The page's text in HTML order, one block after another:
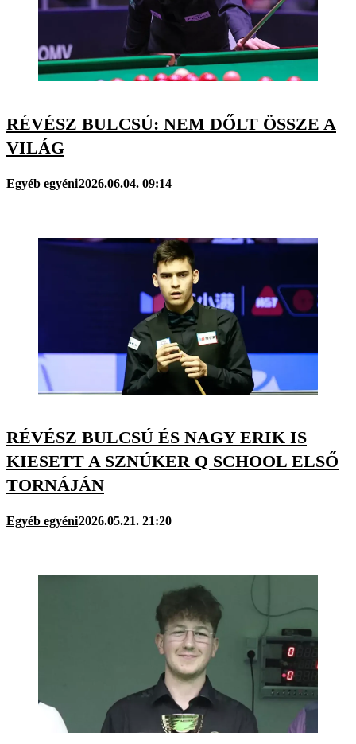
RÉVÉSZ BULCSÚ: NEM DŐLT ÖSSZE A
VILÁG
Egyéb egyéni2026.06.04. 09:14
RÉVÉSZ BULCSÚ ÉS NAGY ERIK IS
KIESETT A SZNÚKER Q SCHOOL ELSŐ
TORNÁJÁN
Egyéb egyéni2026.05.21. 21:20